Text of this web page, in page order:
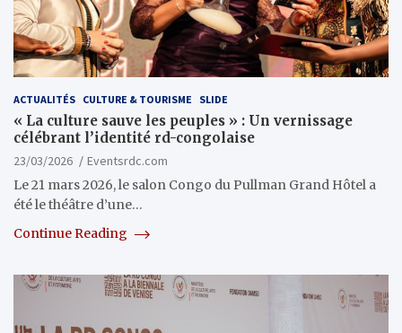
ACTUALITÉS CULTURE & TOURISME SLIDE
« La culture sauve les peuples » : Un vernissage
célébrant l’identité rd-congolaise
23/03/2026
Eventsrdc.com
Le 21 mars 2026, le salon Congo du Pullman Grand Hôtel a
été le théâtre d’une…
Continue Reading